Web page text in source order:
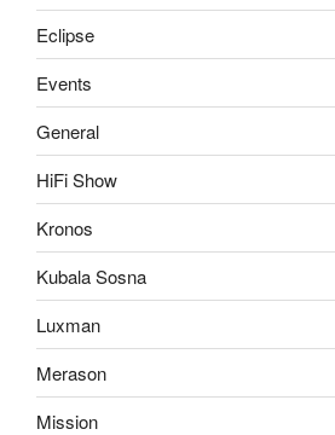
Eclipse
Events
General
HiFi Show
Kronos
Kubala Sosna
Luxman
Merason
Mission